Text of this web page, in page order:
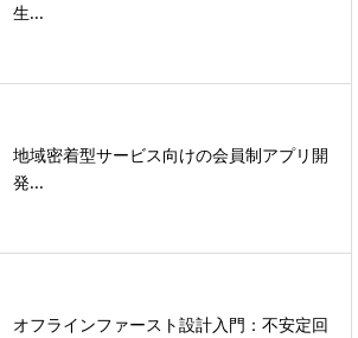
生...
地域密着型サービス向けの会員制アプリ開
発...
オフラインファースト設計入門：不安定回